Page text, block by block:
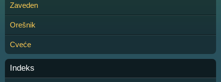
Zaveden
Orešnik
Cveće
Indeks